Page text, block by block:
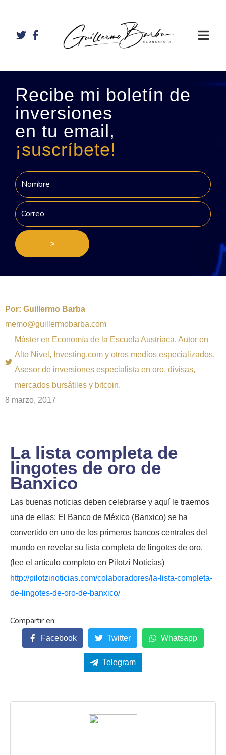
Recibe mi boletín de
inversiones
en tu email,
¡suscríbete!
>
Por: Guillermo Barba
memo@guillermobarba.com
Máster en Economía de la Escuela Austríaca. Autor en
Alto Nivel, Investing.com y otros medios especializados.
Asesor de inversiones especialista en oro, divisas,
mercados bursátiles y bitcoin.
8 marzo, 2017
La lista completa de
lingotes de oro de
Banxico
Las buenas noticias deben celebrarse y aquí le traemos
una de ellas: El Banco de México (Banxico) se ha
convertido en uno de los primeros bancos centrales del
mundo en revelar su lista completa de lingotes de oro.
(lee el artículo completo en Pilotzi Noticias)
http://pilotzinoticias.com/colaboradores/la-lista-completa-
de-lingotes-de-oro-de-banxico/
Facebook Twitter Whatsapp
Telegram